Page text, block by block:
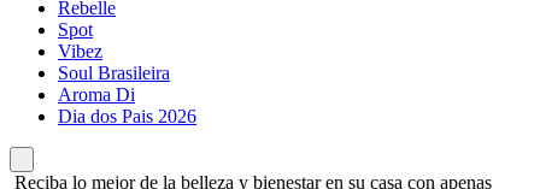
Rebelle
Spot
Vibez
Soul Brasileira
Aroma Di
Dia dos Pais 2026
Reciba lo mejor de la belleza y bienestar en su casa con apenas